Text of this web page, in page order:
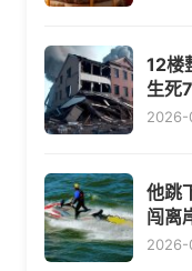
12楼
生死
2026-
他跳
闯离
2026-